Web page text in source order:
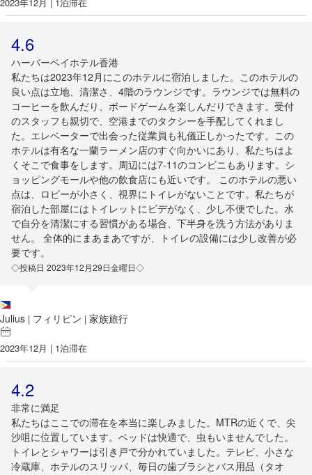
4.6
ハーバーベイホテル香港
私たちは2023年12月にこのホテルに宿泊しました。このホテルの
良い点は立地、清潔さ、4階のラウンジです。ラウンジでは無料の
コーヒーを飲んだり、ボードゲームを楽しんだりできます。受付
のスタッフも親切で、空港までのタクシーを手配してくれまし
た。エレベーターで出会った従業員も礼儀正しかったです。この
ホテルは有名な一蘭ラーメン店のすぐ向かいにあり、私たちはよ
くそこで食事をします。周辺には7-11のコンビニもあります。シ
ョッピングモールや他の飲食店にも近いです。 このホテルの悪い
点は、ロビーが小さく、視界にトイレがないことです。私たちが
宿泊した部屋にはトイレットにビデがなく、少し不便でした。水
で自分を清潔にする習慣がある場合、下半身を洗う方法がありま
せん。 全体的にまあまあですが、トイレの設備には少し改善が必
要です。
◇投稿日 2023年12月29日金曜日◇
Julius | フィリピン | 家族旅行
2023年12月 | 1泊滞在
4.2
非常に満足
私たちはここでの滞在を本当に楽しみました。MTRの近くで、尖
沙咀に位置しています。ベッドは快適で、虫もいませんでした。
トイレとシャワーは引き戸で分かれていました。テレビ、小さな
冷蔵庫、ホテルのスリッパ、毎日の歯ブラシとバス用品（タオ